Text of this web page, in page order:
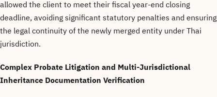
allowed the client to meet their fiscal year-end closing
deadline, avoiding significant statutory penalties and ensuring
the legal continuity of the newly merged entity under Thai
jurisdiction.
Complex Probate Litigation and Multi-Jurisdictional
Inheritance Documentation Verification